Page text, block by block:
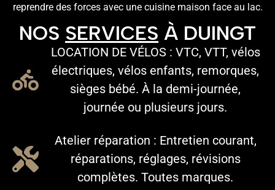
reprendre des forces avec une cuisine maison face au lac.
NOS SERVICES À DUINGT
LOCATION DE VÉLOS : VTC, VTT, vélos
électriques, vélos enfants, remorques,
sièges bébé. À la demi-journée,
journée ou plusieurs jours.
Atelier réparation : Entretien courant,
réparations, réglages, révisions
complètes. Toutes marques.